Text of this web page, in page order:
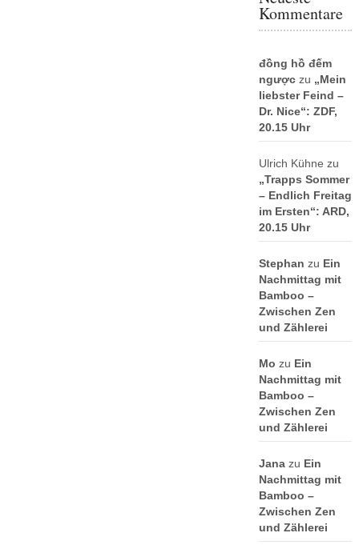
Kommentare
đồng hồ đếm
ngượczu „Mein
liebster Feind –
Dr. Nice“: ZDF,
20.15 Uhr
Ulrich Kühne zu
„Trapps Sommer
– Endlich Freitag
im Ersten“: ARD,
20.15 Uhr
Stephan zu Ein
Nachmittag mit
Bamboo –
Zwischen Zen
und Zählerei
Mo zu Ein
Nachmittag mit
Bamboo –
Zwischen Zen
und Zählerei
Janazu Ein
Nachmittag mit
Bamboo –
Zwischen Zen
und Zählerei